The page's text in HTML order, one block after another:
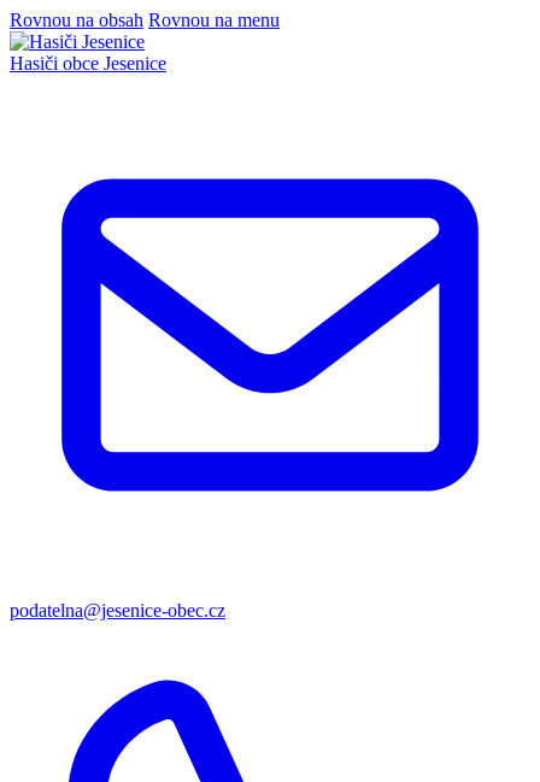
Rovnou na obsah Rovnou na menu
Hasiči obce Jesenice
podatelna@jesenice-obec.cz